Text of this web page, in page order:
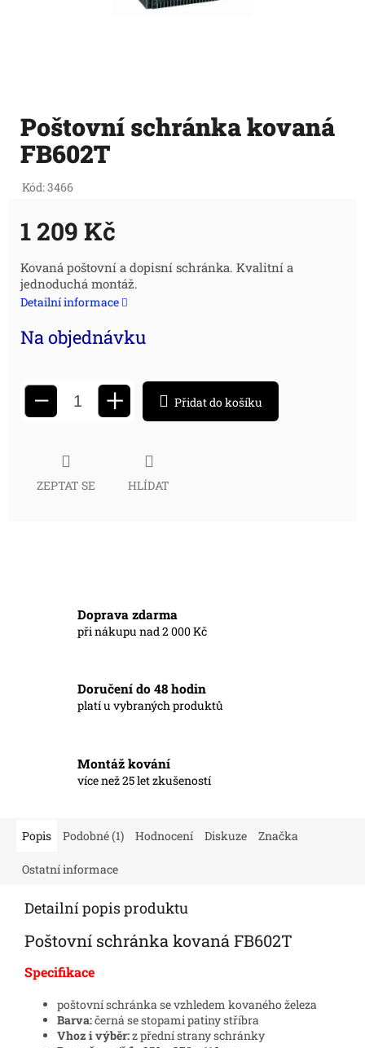
Poštovní schránka kovaná
FB602T
Kód:3466
1 209 Kč
Měrná
cena:
Kovaná poštovní a dopisní schránka. Kvalitní a
jednoduchá montáž.
Detailní informace
Na objednávku
− + Přidat do košíku
ZEPTAT SE HLÍDAT
Doprava zdarma
při nákupu nad 2 000 Kč
Doručení do 48 hodin
platí u vybraných produktů
Montáž kování
více než 25 let zkušeností
Popis Podobné (1) Hodnocení Diskuze Značka
Ostatní informace
Detailní popis produktu
Poštovní schránka kovaná FB602T
Specifikace
poštovní schránka se vzhledem kovaného železa
Barva:černá se stopami patiny stříbra
Vhoz i výběr:z přední strany schránky